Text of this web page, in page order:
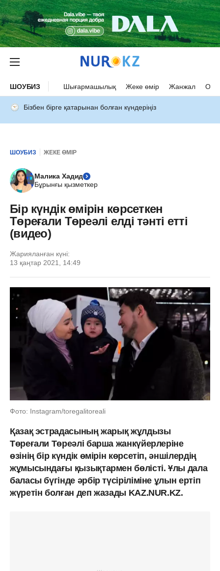
ШОУБИЗ Шығармашылық Жеке өмір Жанжал
Бізбен бірге қатарынан болған күндеріңіз
ШОУБИЗ ЖЕКЕ ӨМІР
Малика Хадид
Бұрынғы қызметкер
Бір күндік өмірін көрсеткен
Төреғали Төреәлі елді тәнті етті
(видео)
Жарияланған күні:
13 қаңтар 2021, 14:49
Фото: Instagram/toregalitoreali
Қазақ эстрадасының жарық жұлдызы
Төреғали Төреәлі барша жанкүйерлеріне
өзінің бір күндік өмірін көрсетіп, әншілердің
жұмысындағы қызықтармен бөлісті. Ұлы дала
баласы бүгінде әрбір түсіріліміне ұлын ертіп
жүретін болған деп жазады KAZ.NUR.KZ.